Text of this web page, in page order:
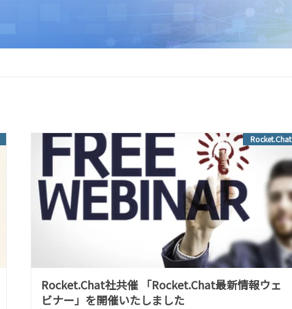
Rocket.Chat
Rocket.Chat社共催 「Rocket.Chat最新情報ウェ
ビナー」を開催いたしました